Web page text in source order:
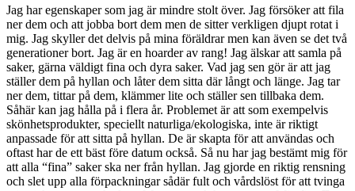
Jag har egenskaper som jag är mindre stolt över. Jag försöker att fila
ner dem och att jobba bort dem men de sitter verkligen djupt rotat i
mig. Jag skyller det delvis på mina föräldrar men kan även se det två
generationer bort. Jag är en hoarder av rang! Jag älskar att samla på
saker, gärna väldigt fina och dyra saker. Vad jag sen gör är att jag
ställer dem på hyllan och låter dem sitta där långt och länge. Jag tar
ner dem, tittar på dem, klämmer lite och ställer sen tillbaka dem.
Såhär kan jag hålla på i flera år. Problemet är att som exempelvis
skönhetsprodukter, speciellt naturliga/ekologiska, inte är riktigt
anpassade för att sitta på hyllan. De är skapta för att användas och
oftast har de ett bäst före datum också. Så nu har jag bestämt mig för
att alla “fina” saker ska ner från hyllan. Jag gjorde en riktig rensning
och slet upp alla förpackningar sådär fult och vårdslöst för att tvinga